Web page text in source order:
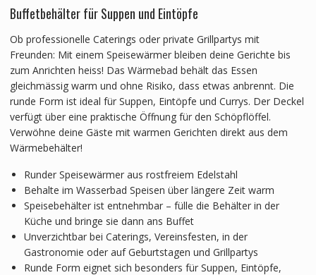
Buffetbehälter für Suppen und Eintöpfe
Ob professionelle Caterings oder private Grillpartys mit
Freunden: Mit einem Speisewärmer bleiben deine Gerichte bis
zum Anrichten heiss! Das Wärmebad behält das Essen
gleichmässig warm und ohne Risiko, dass etwas anbrennt. Die
runde Form ist ideal für Suppen, Eintöpfe und Currys. Der Deckel
verfügt über eine praktische Öffnung für den Schöpflöffel.
Verwöhne deine Gäste mit warmen Gerichten direkt aus dem
Wärmebehälter!
Runder Speisewärmer aus rostfreiem Edelstahl
Behalte im Wasserbad Speisen über längere Zeit warm
Speisebehälter ist entnehmbar – fülle die Behälter in der
Küche und bringe sie dann ans Buffet
Unverzichtbar bei Caterings, Vereinsfesten, in der
Gastronomie oder auf Geburtstagen und Grillpartys
Runde Form eignet sich besonders für Suppen, Eintöpfe,